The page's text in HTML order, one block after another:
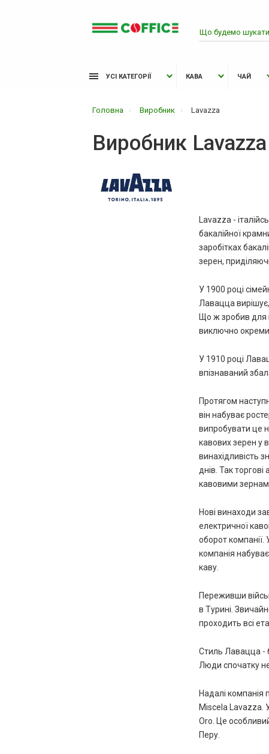
УСІ КАТЕГОРІЇ КАВА ЧАЙ
Головна Виробник Lavazza
Виробник Lavazza
Lavazza -
бакалійної
заробітках
зерен,
У 1900 році
Лавацца
Що ж зробив для
виключно
У 1910 році
впізнаваний
Протягом
він набуває
випробувати це
кавових зерен у
винахідливість
днів. Так
кавовими
Нові винаходи
електричної
оборот компанії.
компанія
каву.
Переживши
в Турині.
проходить всі
Стиль Лавацца -
Люди спочатку
Надалі
Miscela Lavazza.
Oro. Це
Перу.